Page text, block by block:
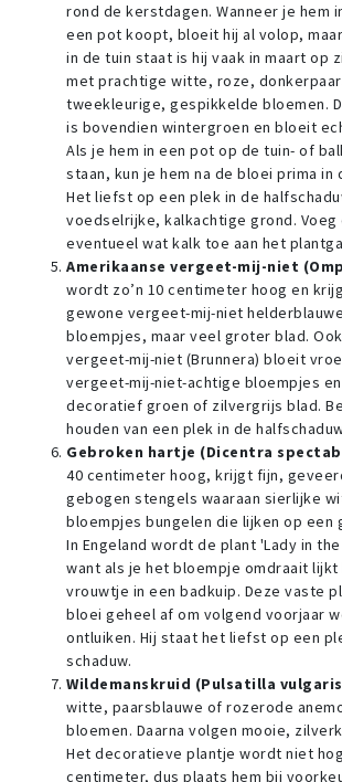
rond de kerstdagen. Wanneer je hem
een pot koopt, bloeit hij al volop,
in de tuin staat is hij vaak in maart op
met prachtige witte, roze,
tweekleurige, gespikkelde bloemen.
is bovendien wintergroen en bloeit
Als je hem in een pot op de tuin- of
staan, kun je hem na de bloei prima in
Het liefst op een plek in de
voedselrijke, kalkachtige grond. Voeg
eventueel wat kalk toe aan het
Amerikaanse vergeet-mij-niet
wordt zo’n 10 centimeter hoog en
gewone vergeet-mij-niet
bloempjes, maar veel groter blad.
vergeet-mij-niet (Brunnera) bloeit
vergeet-mij-niet-achtige bloempjes
decoratief groen of zilvergrijs blad.
houden van een plek in de
Gebroken hartje (Dicentra
40 centimeter hoog, krijgt fijn,
gebogen stengels waaraan sierlijke
bloempjes bungelen die lijken op een
In Engeland wordt de plant 'Lady in
want als je het bloempje omdraait lijkt
vrouwtje in een badkuip. Deze vaste
bloei geheel af om volgend voorjaar
ontluiken. Hij staat het liefst op een
schaduw.
Wildemanskruid (Pulsatilla
witte, paarsblauwe of rozerode
bloemen. Daarna volgen mooie,
Het decoratieve plantje wordt niet
centimeter, dus plaats hem bij